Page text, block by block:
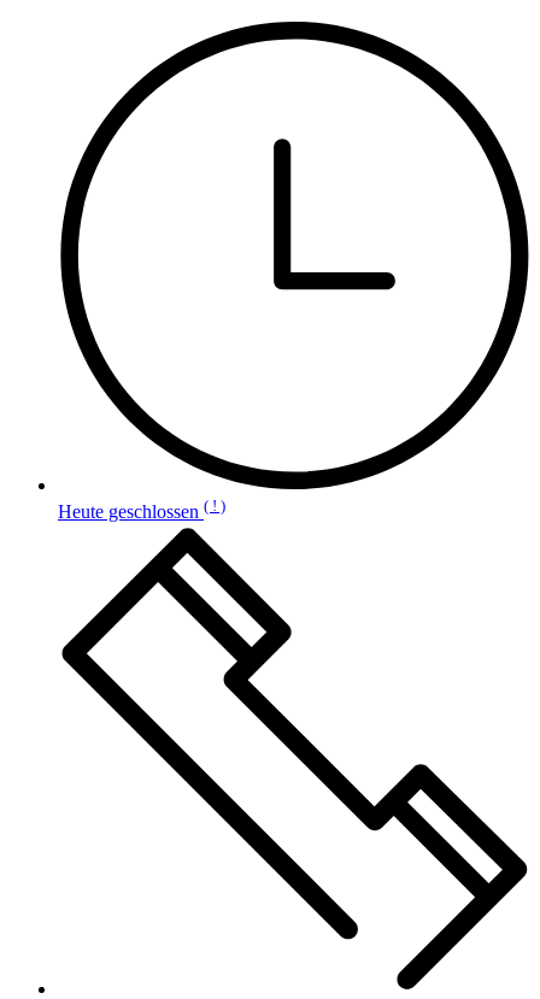
Heute geschlossen ( ! )